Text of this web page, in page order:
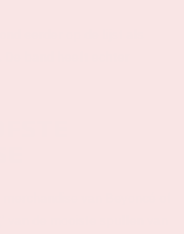
band heeft echter
van Beyoncé of
van de mooiste spullen van